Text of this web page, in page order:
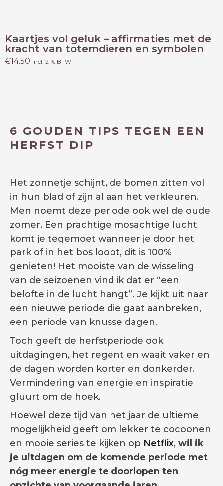
Kaartjes vol geluk – affirmaties met de
kracht van totemdieren en symbolen
€14.50 incl. 21% BTW
6 GOUDEN TIPS TEGEN EEN
HERFST DIP
Het zonnetje schijnt, de bomen zitten vol
in hun blad of zijn al aan het verkleuren.
Men noemt deze periode ook wel de oude
zomer. Een prachtige mosachtige lucht
komt je tegemoet wanneer je door het
park of in het bos loopt, dit is 100%
genieten! Het mooiste van de wisseling
van de seizoenen vind ik dat er “een
belofte in de lucht hangt”. Je kijkt uit naar
een nieuwe periode die gaat aanbreken,
een periode van knusse dagen.
Toch geeft de herfstperiode ook
uitdagingen, het regent en waait vaker en
de dagen worden korter en donkerder.
Vermindering van energie en inspiratie
gluurt om de hoek.
Hoewel deze tijd van het jaar de ultieme
mogelijkheid geeft om lekker te cocoonen
en mooie series te kijken op Netflix, wil ik
je uitdagen om de komende periode met
nóg meer energie te doorlopen ten